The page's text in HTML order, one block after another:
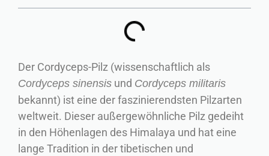
Der Cordyceps-Pilz (wissenschaftlich als
Cordyceps sinensis und Cordyceps militaris
bekannt) ist eine der faszinierendsten Pilzarten
weltweit. Dieser außergewöhnliche Pilz gedeiht
in den Höhenlagen des Himalaya und hat eine
lange Tradition in der tibetischen und